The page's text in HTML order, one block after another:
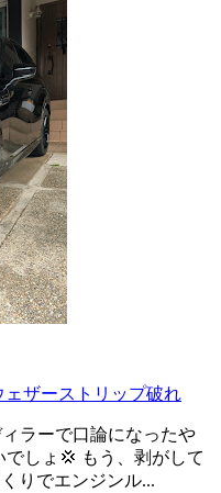
ェザーストリップ破れ
ラーで口論になったや
しょ💢 もう、剥がして
りでエンジンル...